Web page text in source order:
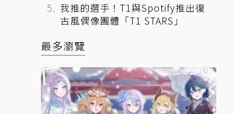
我推的選手！T1與Spotify推出復
古風偶像團體「T1 STARS」
最多瀏覽